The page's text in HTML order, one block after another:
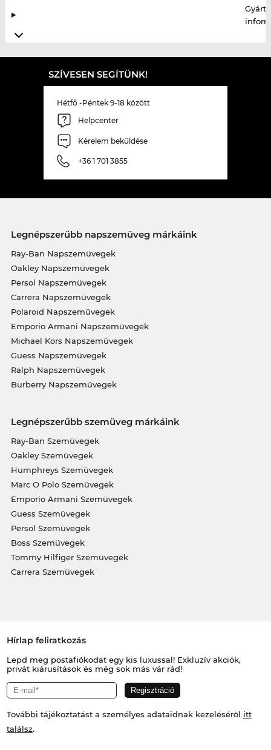
SZÍVESEN SEGÍTÜNK!
Hétfő -Péntek 9-18 között
Helpcenter
Kérelem beküldése
+36 1 701 3855
Legnépszerűbb napszemüveg márkáink
Ray-Ban Napszemüvegek
Oakley Napszemüvegek
Persol Napszemüvegek
Carrera Napszemüvegek
Polaroid Napszemüvegek
Emporio Armani Napszemüvegek
Michael Kors Napszemüvegek
Guess Napszemüvegek
Ralph Napszemüvegek
Burberry Napszemüvegek
Legnépszerűbb szemüveg márkáink
Ray-Ban Szemüvegek
Oakley Szemüvegek
Humphreys Szemüvegek
Marc O Polo Szemüvegek
Emporio Armani Szemüvegek
Guess Szemüvegek
Persol Szemüvegek
Boss Szemüvegek
Tommy Hilfiger Szemüvegek
Carrera Szemüvegek
Hírlap feliratkozás
Lepd meg postafiókodat egy kis luxussal! Exkluzív akciók,
privát kiárusítások és még sok más vár rád!
További tájékoztatást a személyes adataidnak kezeléséről itt
találsz.